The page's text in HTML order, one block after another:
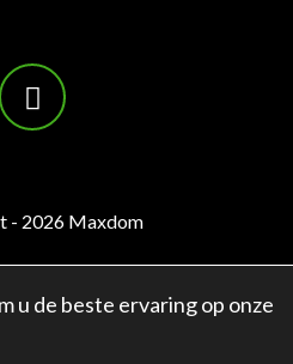
- 2026 Maxdom
KVK: 97398535 BTW:
KVK: 97393207 BTW:
u de beste ervaring op onze